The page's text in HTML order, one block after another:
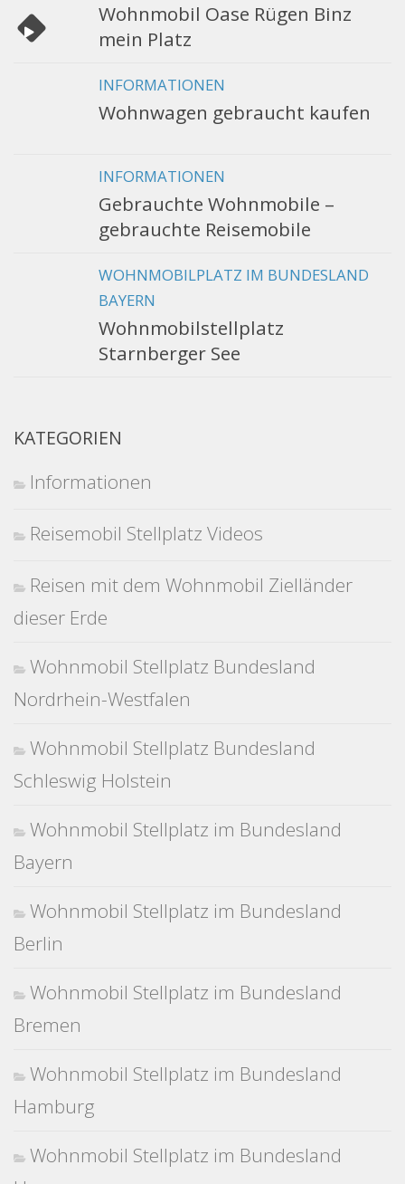
Wohnmobil Oase Rügen Binz
mein Platz
INFORMATIONEN
Wohnwagen gebraucht kaufen
INFORMATIONEN
Gebrauchte Wohnmobile –
gebrauchte Reisemobile
WOHNMOBILPLATZ IM BUNDESLAND
BAYERN
Wohnmobilstellplatz
Starnberger See
KATEGORIEN
Informationen
Reisemobil Stellplatz Videos
Reisen mit dem Wohnmobil Zielländer
dieser Erde
Wohnmobil Stellplatz Bundesland
Nordrhein-Westfalen
Wohnmobil Stellplatz Bundesland
Schleswig Holstein
Wohnmobil Stellplatz im Bundesland
Bayern
Wohnmobil Stellplatz im Bundesland
Berlin
Wohnmobil Stellplatz im Bundesland
Bremen
Wohnmobil Stellplatz im Bundesland
Hamburg
Wohnmobil Stellplatz im Bundesland